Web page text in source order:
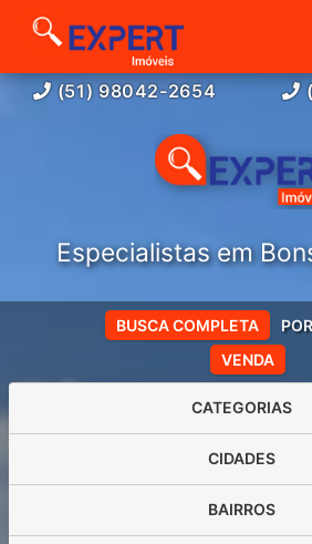
(51) 98042-2654
Especialistas em
VENDA
BUSCA COMPLETA
CATEGORIAS
CIDADES
BAIRROS